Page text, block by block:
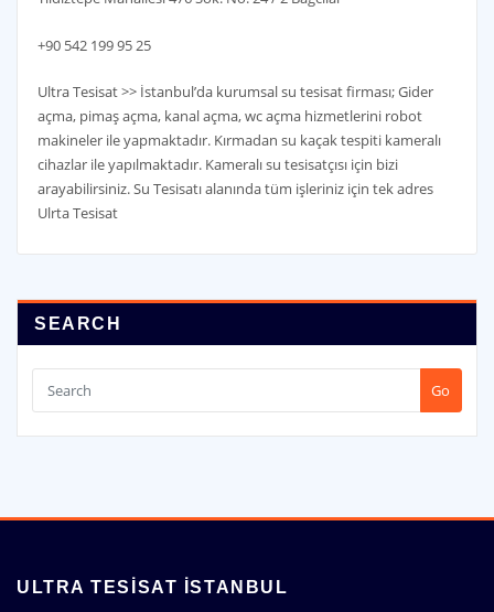
+90 542 199 95 25
Ultra Tesisat >> İstanbul’da kurumsal su tesisat firması; Gider
açma, pimaş açma, kanal açma, wc açma hizmetlerini robot
makineler ile yapmaktadır. Kırmadan su kaçak tespiti kameralı
cihazlar ile yapılmaktadır. Kameralı su tesisatçısı için bizi
arayabilirsiniz. Su Tesisatı alanında tüm işleriniz için tek adres
Ulrta Tesisat
SEARCH
Go
ULTRA TESISAT İSTANBUL